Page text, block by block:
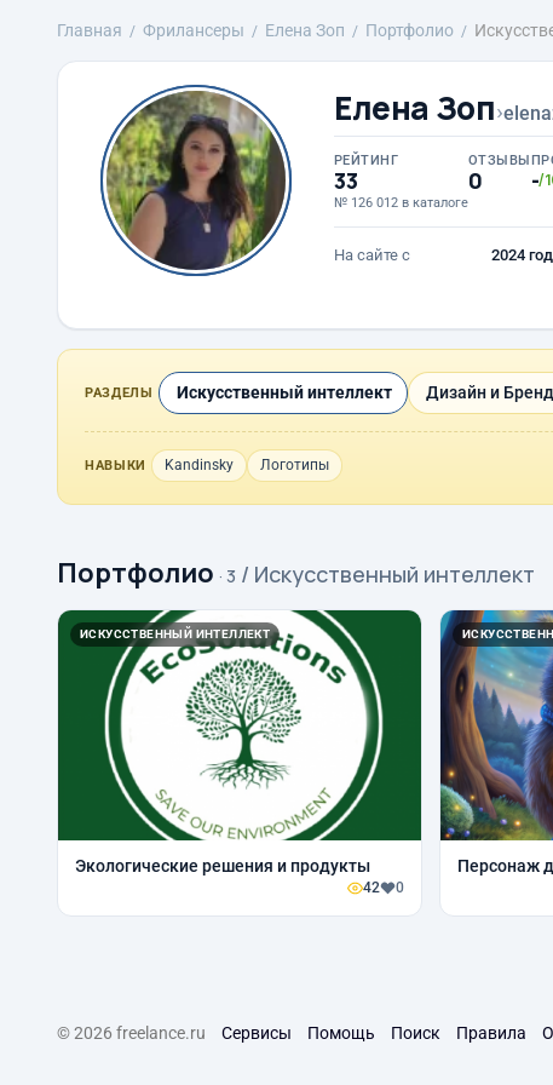
Главная Фрилансеры Елена Зоп Портфолио
Елена Зоп›
РЕЙТИНГ
33
№ 126 012 в каталоге
ОТЗЫВЫ
0 -/
На сайте с 2024
РАЗДЕЛЫ Искусственный интеллект Дизайн и
НАВЫКИ Kandinsky Логотипы
Портфолио · 3 / Искусственный интеллект
ИСКУССТВЕННЫЙ ИНТЕЛЛЕКТ
Экологические решения и продукты
42 0
Персонаж
© 2026 freelance.ru Сервисы Помощь Поиск Правила